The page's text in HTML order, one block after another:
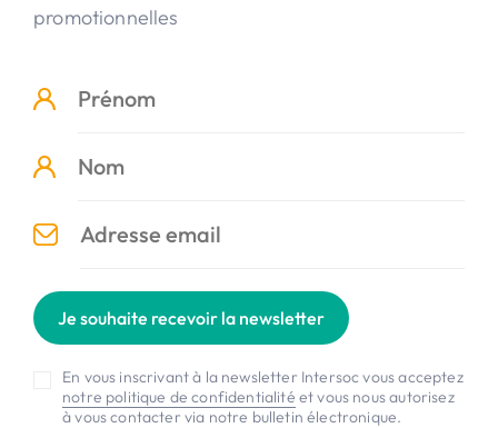
promotionnelles
Je souhaite recevoir la newsletter
En vous inscrivant à la newsletter Intersoc vous acceptez
notre politique de confidentialité et vous nous autorisez
à vous contacter via notre bulletin électronique.